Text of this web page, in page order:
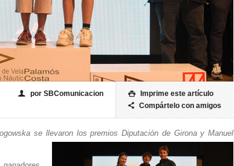
 Imprime este artículo
 Compártelo con amigos
👤 por SBComunicacion
se llevaron los premios Diputación de Girona y Manuel